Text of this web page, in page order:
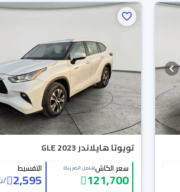
تويوتا هايلاندر GLE 2023
سعر الكاش(شامل الضريبة)
121,700
التقسيط
2,595
/